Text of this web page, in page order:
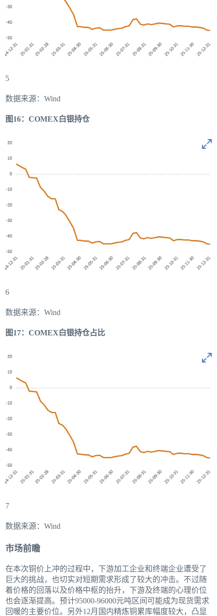
5
数据来源：Wind
图16：COMEX白银持仓
6
数据来源：Wind
图17：COMEX白银持仓占比
7
数据来源：Wind
市场前瞻
在本次铜价上冲的过程中，下游加工企业和终端企业遭受了
巨大的挑战，也切实对短期需求形成了较大的冲击。不过随
着价格的回落以及价格中枢的抬升，下游及终端的心理价位
也会逐渐提高。预计95000-96000元吨区间可能成为现货需求
回暖的主要价位。另外12月国内精炼铜累库幅度较大，凸显